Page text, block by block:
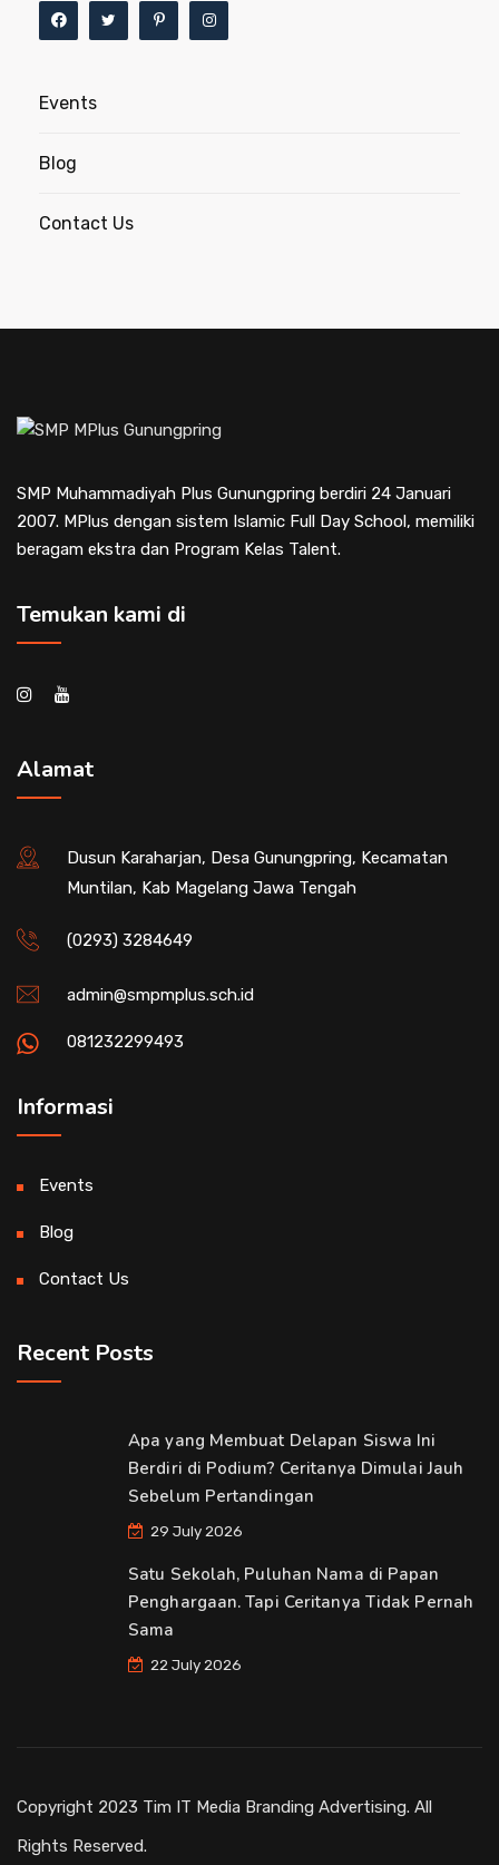
Events
Blog
Contact Us
SMP Muhammadiyah Plus Gunungpring berdiri 24 Januari
2007. MPlus dengan sistem Islamic Full Day School, memiliki
beragam ekstra dan Program Kelas Talent.
Temukan kami di
Alamat
Dusun Karaharjan, Desa Gunungpring, Kecamatan
Muntilan, Kab Magelang Jawa Tengah
(0293) 3284649
admin@smpmplus.sch.id
081232299493
Informasi
Events
Blog
Contact Us
Recent Posts
Apa yang Membuat Delapan Siswa Ini
Berdiri di Podium? Ceritanya Dimulai Jauh
Sebelum Pertandingan
29 July 2026
Satu Sekolah, Puluhan Nama di Papan
Penghargaan. Tapi Ceritanya Tidak Pernah
Sama
22 July 2026
Copyright 2023 Tim IT Media Branding Advertising. All
Rights Reserved.